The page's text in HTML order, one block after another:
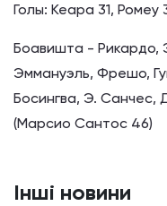
Голы: Кеара 31, Ромеу
Боавишта - Рикардо,
Эммануэль, Фрешо,
Босингва, Э. Санчес,
(Марсио Сантос 46)
Інші новини